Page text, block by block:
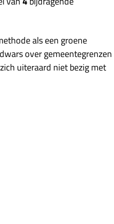
als een groene
over gemeentegrenzen
uiteraard niet bezig met